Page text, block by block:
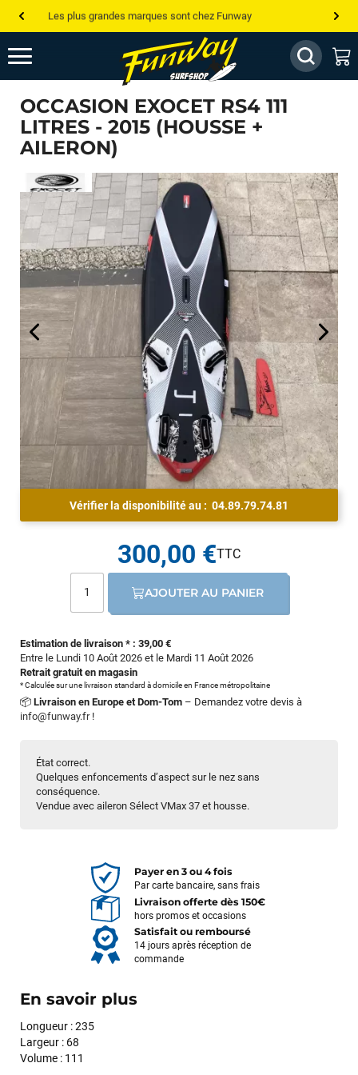
Les plus grandes marques sont chez Funway
Jusqu’à -75% de remise sur le windsurf, wingfoil, etc...
💰 Meilleur prix garanti — Moins cher ailleurs ? On s’aligne !
Besoin de conseils de pro ? Appelle nous !
OCCASION EXOCET RS4 111
LITRES - 2015 (HOUSSE +
AILERON)
État correct.
Quelques enfoncements d’aspect sur le nez sans
conséquence.
Vendue avec aileron Sélect VMax 37 et housse.
Vérifier la disponibilité au : 04.89.79.74.81
Estimation de livraison * : 39,00 €
Entre le Lundi 10 Août 2026 et le Mardi 11 Août 2026
Retrait gratuit en magasin
* Calculée sur une livraison standard à domicile en France métropolitaine
📦 Livraison en Europe et Dom-Tom – Demandez votre devis à
info@funway.fr!
300,00 €
AJOUTER AU PANIER
Payer en 3 ou 4 fois
Par carte bancaire, sans frais
Livraison offerte dès 150€
hors promos et occasions
Satisfait ou remboursé
14 jours après réception de
commande
En savoir plus
Longueur : 235
Largeur : 68
Volume : 111